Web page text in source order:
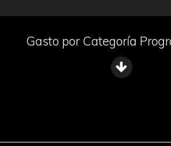
Gasto por Categoría